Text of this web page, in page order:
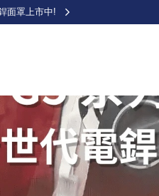
面罩上市中!